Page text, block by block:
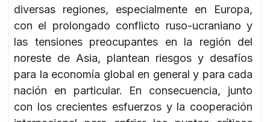
diversas regiones, especialmente en Europa,
con el prolongado conflicto ruso-ucraniano y
las tensiones preocupantes en la región del
noreste de Asia, plantean riesgos y desafíos
para la economía global en general y para cada
nación en particular. En consecuencia, junto
con los crecientes esfuerzos y la cooperación